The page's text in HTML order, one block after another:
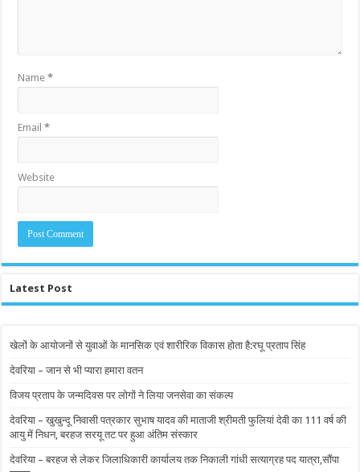
Name*
Email*
Website
Latest Post
खेलों के आयोजनों से युवाओं के मानसिक एवं शारीरिक विकास होता है:रघू प्रताप सिंह
देवरिया – जान से भी प्यारा हमारा वतन
विजय प्रताप के जन्मदिवस पर लोगों ने लिया जनसेवा का संकल्प
देवरिया – खुखुन्दू निवासी पत्रकार सुभाष यादव की माताजी श्रीमती फुलियां देवी का 111 वर्ष की
आयु में निधन, बरहज सरयू तट पर हुआ अंतिम संस्कार
देवरिया – बरहज से लेकर जिलाधिकारी कार्यालय तक निकाली गांधी सत्याग्रह पद यात्रा,सौंपा